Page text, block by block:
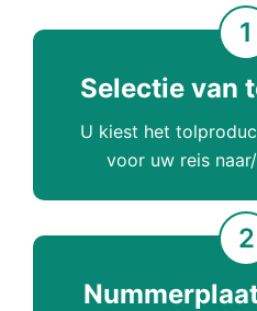
1
Selectie van
U kiest het
voor uw reis
2